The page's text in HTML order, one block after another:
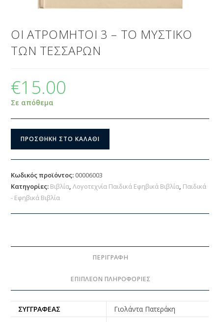
ΟΙ ΑΤΡΟΜΗΤΟΙ 3 – ΤΟ ΜΥΣΤΙΚΟ
ΤΩΝ ΤΕΣΣΑΡΩΝ
€15.00
Σε απόθεμα
ΠΡΟΣΘΉΚΗ ΣΤΟ ΚΑΛΆΘΙ
Κωδικός προϊόντος: 00006003
Κατηγορίες: Βιβλία,Λογοτεχνία Παιδικά Εφηβικά Βιβλία, Παιδικά
- Εφηβικά Βιβλία
ΠΕΡΙΓΡΑΦΉ
ΕΠΙΠΛΈΟΝ ΠΛΗΡΟΦΟΡΊΕΣ
ΣΥΓΓΡΑΦΈΑΣ
Γιολάντα Πατεράκη